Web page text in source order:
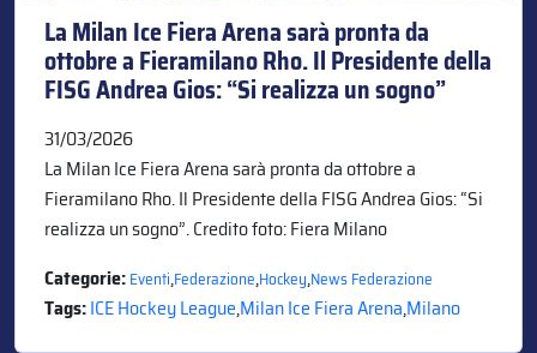
La Milan Ice Fiera Arena sarà pronta da
ottobre a Fieramilano Rho. Il Presidente della
FISG Andrea Gios: “Si realizza un sogno”
31/03/2026
La Milan Ice Fiera Arena sarà pronta da ottobre a
Fieramilano Rho. Il Presidente della FISG Andrea Gios: “Si
realizza un sogno”. Credito foto: Fiera Milano
Categorie:Eventi,Federazione,Hockey,News Federazione
Tags:ICE Hockey League,Milan Ice Fiera Arena,Milano